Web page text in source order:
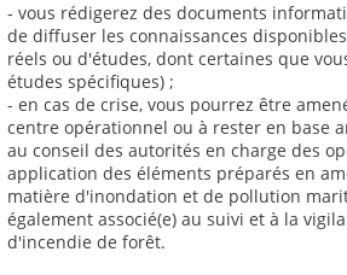
- vous rédigerez des documents
de diffuser les connaissances
réels ou d'études, dont certaines que
études spécifiques) ;
- en cas de crise, vous pourrez être
centre opérationnel ou à rester en base
au conseil des autorités en charge des
application des éléments préparés en
matière d'inondation et de pollution
également associé(e) au suivi et à la
d'incendie de forêt.